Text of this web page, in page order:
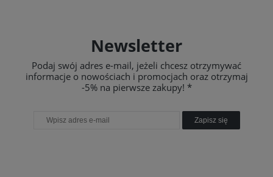
Newsletter
Podaj swój adres e-mail, jeżeli chcesz otrzymywać
informacje o nowościach i promocjach oraz otrzymaj
-5% na pierwsze zakupy! *
Zapisz się